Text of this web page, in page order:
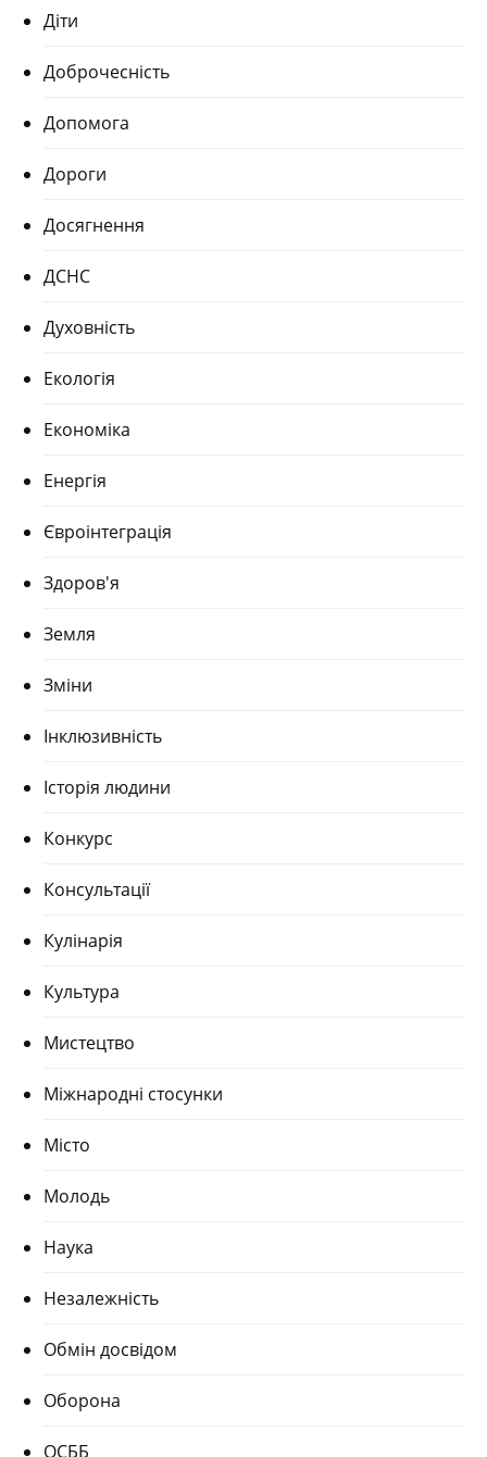
Діти
Доброчесність
Допомога
Дороги
Досягнення
ДСНС
Духовність
Екологія
Економіка
Енергія
Євроінтеграція
Здоров'я
Земля
Зміни
Інклюзивність
Історія людини
Конкурс
Консультації
Кулінарія
Культура
Мистецтво
Міжнародні стосунки
Місто
Молодь
Наука
Незалежність
Обмін досвідом
Оборона
ОСББ